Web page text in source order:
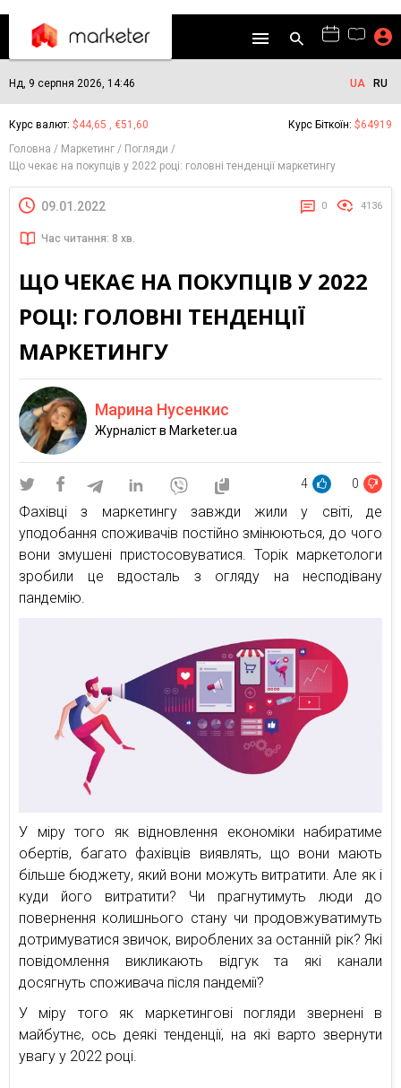
Нд, 9 серпня 2026, 14:46 UA RU
Курс валют: $44,65 , €51,60 Курс Біткоїн: $64919
Головна
Маркетинг
Погляди
Що чекає на покупців у 2022 році: головні тенденції маркетингу
09.01.2022 0 4136
Час читання: 8 хв.
ЩО ЧЕКАЄ НА ПОКУПЦІВ У 2022
РОЦІ: ГОЛОВНІ ТЕНДЕНЦІЇ
МАРКЕТИНГУ
Марина Нусенкис
Журналіст в Marketer.ua
4 0
Фахівці з маркетингу завжди жили у світі, де
уподобання споживачів постійно змінюються, до чого
вони змушені пристосовуватися. Торік маркетологи
зробили це вдосталь з огляду на несподівану
пандемію.
У міру того як відновлення економіки набиратиме
обертів, багато фахівців виявлять, що вони мають
більше бюджету, який вони можуть витратити. Але як і
куди його витратити? Чи прагнутимуть люди до
повернення колишнього стану чи продовжуватимуть
дотримуватися звичок, вироблених за останній рік? Які
повідомлення викликають відгук та які канали
досягнуть споживача після пандемії?
У міру того як маркетингові погляди звернені в
майбутнє, ось деякі тенденції, на які варто звернути
увагу у 2022 році.